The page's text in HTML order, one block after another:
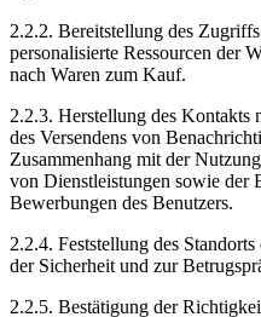
2.2.2. Bereitstellung des
personalisierte Ressourcen der
nach Waren zum Kauf.
2.2.3. Herstellung des Kontakts
des Versendens von
Zusammenhang mit der
von Dienstleistungen sowie der
Bewerbungen des Benutzers.
2.2.4. Feststellung des
der Sicherheit und zur
2.2.5. Bestätigung der